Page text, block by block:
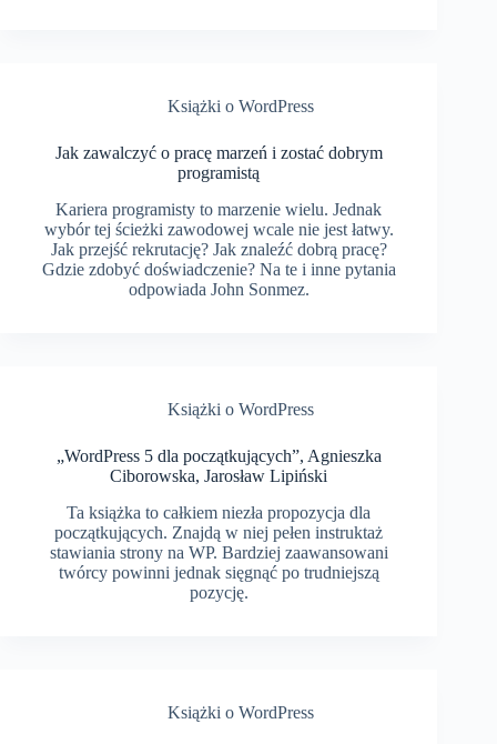
Książki o WordPress
Jak zawalczyć o pracę marzeń i zostać dobrym
programistą
Kariera programisty to marzenie wielu. Jednak
wybór tej ścieżki zawodowej wcale nie jest łatwy.
Jak przejść rekrutację? Jak znaleźć dobrą pracę?
Gdzie zdobyć doświadczenie? Na te i inne pytania
odpowiada John Sonmez.
Książki o WordPress
„WordPress 5 dla początkujących”, Agnieszka
Ciborowska, Jarosław Lipiński
Ta książka to całkiem niezła propozycja dla
początkujących. Znajdą w niej pełen instruktaż
stawiania strony na WP. Bardziej zaawansowani
twórcy powinni jednak sięgnąć po trudniejszą
pozycję.
Książki o WordPress